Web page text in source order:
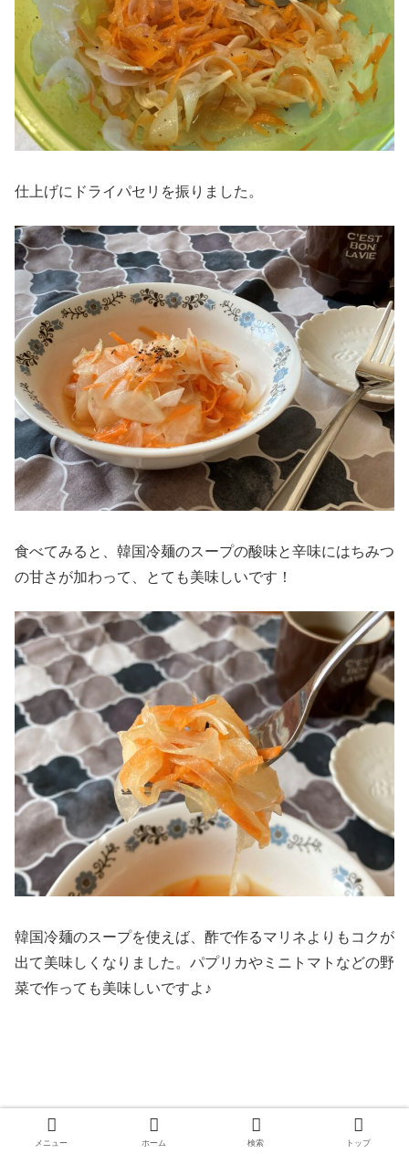
仕上げにドライパセリを振りました。
食べてみると、韓国冷麺のスープの酸味と辛味にはちみつ
の甘さが加わって、とても美味しいです！
韓国冷麺のスープを使えば、酢で作るマリネよりもコクが
出て美味しくなりました。パプリカやミニトマトなどの野
菜で作っても美味しいですよ♪
メニュー ホーム 検索 トップ